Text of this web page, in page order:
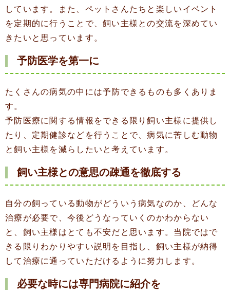
しています。また、ペットさんたちと楽しいイベント
を定期的に行うことで、飼い主様との交流を深めてい
きたいと思っています。
予防医学を第一に
たくさんの病気の中には予防できるものも多くありま
す。
予防医療に関する情報をできる限り飼い主様に提供し
たり、定期健診などを行うことで、病気に苦しむ動物
と飼い主様を減らしたいと考えています。
飼い主様との意思の疎通を徹底する
自分の飼っている動物がどういう病気なのか、どんな
治療が必要で、今後どうなっていくのかわからない
と、飼い主様はとても不安だと思います。当院ではで
きる限りわかりやすい説明を目指し、飼い主様が納得
して治療に通っていただけるように努力します。
必要な時には専門病院に紹介を